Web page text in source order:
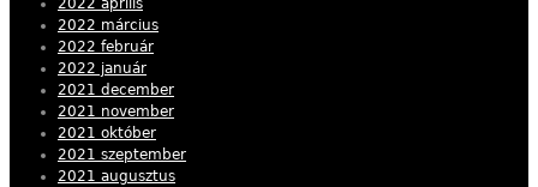
2022 április
2022 március
2022 február
2022 január
2021 december
2021 november
2021 október
2021 szeptember
2021 augusztus